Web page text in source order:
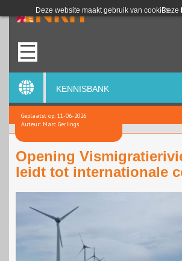
Deze website maakt gebruik van cookies.Deze
KENNISBANK
Geplaatst op: 11-06-2026
Auteur: Marc Gerlings
Opening
leidt tot internationale